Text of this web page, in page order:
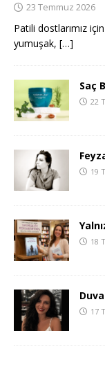
23 Temmuz 2026
Patili dostlarımız
yumuşak, […]
Saç
22
19
18
17